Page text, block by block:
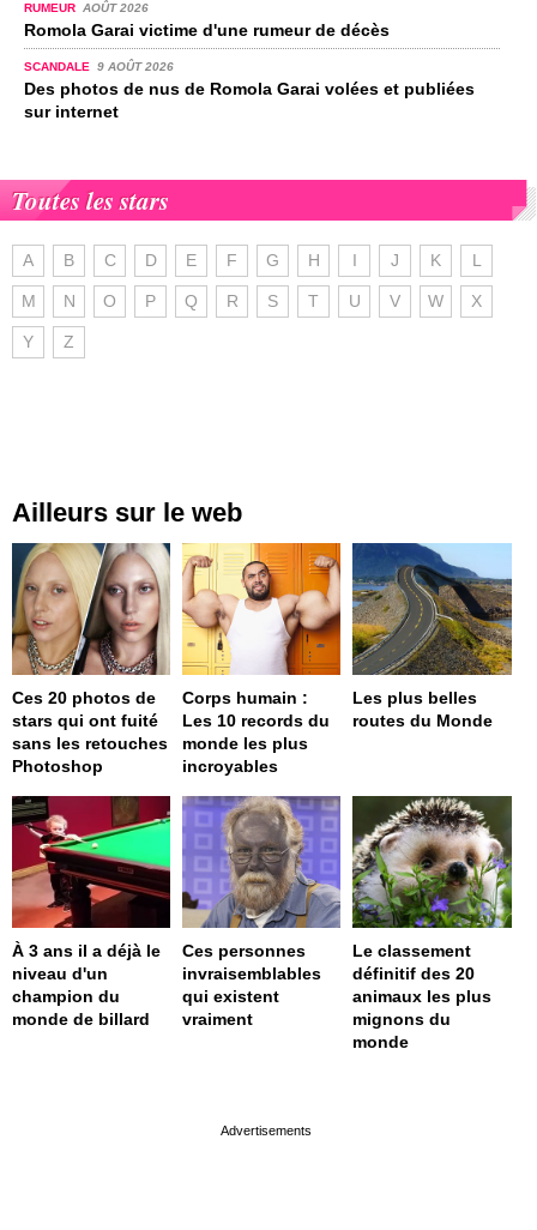
RUMEUR AOÛT 2026
Romola Garai victime d'une rumeur de décès
SCANDALE 9 AOÛT 2026
Des photos de nus de Romola Garai volées et publiées
sur internet
Toutes les stars
A B C D E F G H I J K L
M N O P Q R S T U V W X
Y Z
Ailleurs sur le web
Ces 20 photos de
stars qui ont fuité
sans les retouches
Photoshop
Corps humain :
Les 10 records du
monde les plus
incroyables
Les plus belles
routes du Monde
À 3 ans il a déjà le
niveau d'un
champion du
monde de billard
Ces personnes
invraisemblables
qui existent
vraiment
Le classement
définitif des 20
animaux les plus
mignons du
monde